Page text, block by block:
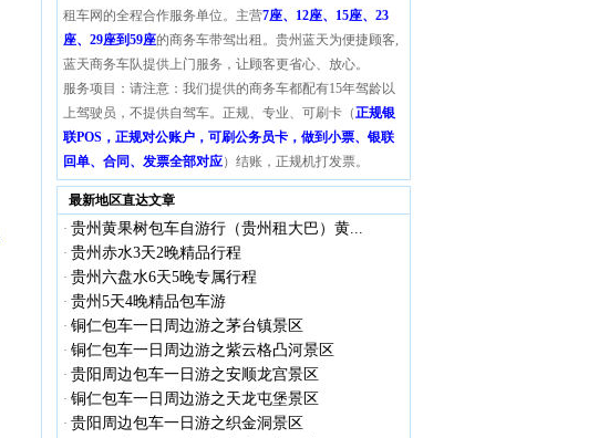
租车网的全程合作服务单位。主营7座、12座、15座、23
座、29座到59座的商务车带驾出租。贵州蓝天为便捷顾客,
蓝天商务车队提供上门服务，让顾客更省心、放心。
服务项目：请注意：我们提供的商务车都配有15年驾龄以
上驾驶员，不提供自驾车。正规、专业、可刷卡（正规银
联POS，正规对公账户，可刷公务员卡，做到小票、银联
回单、合同、发票全部对应）结账，正规机打发票。
最新地区直达文章
· 贵州黄果树包车自游行（贵州租大巴）黄...
· 贵州赤水3天2晚精品行程
· 贵州六盘水6天5晚专属行程
· 贵州5天4晚精品包车游
· 铜仁包车一日周边游之茅台镇景区
· 铜仁包车一日周边游之紫云格凸河景区
· 贵阳周边包车一日游之安顺龙宫景区
· 铜仁包车一日周边游之天龙屯堡景区
· 贵阳周边包车一日游之织金洞景区